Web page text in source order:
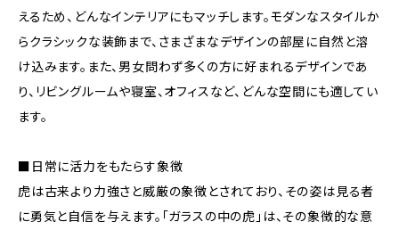
えるため、どんなインテリアにもマッチします。モダンなスタイルか
らクラシックな装飾まで、さまざまなデザインの部屋に自然と溶
け込みます。また、男女問わず多くの方に好まれるデザインであ
り、リビングルームや寝室、オフィスなど、どんな空間にも適してい
ます。
■日常に活力をもたらす象徴
虎は古来より力強さと威厳の象徴とされており、その姿は見る者
に勇気と自信を与えます。「ガラスの中の虎」は、その象徴的な意